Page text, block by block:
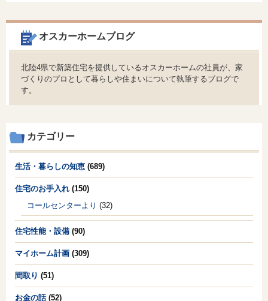
オスカーホームブログ
北陸4県で新築住宅を提供しているオスカーホームの社員が、家
づくりのプロとして暮らしや住まいについて執筆するブログで
す。
カテゴリー
生活・暮らしの知恵 (689)
住宅のお手入れ (150)
コールセンターより (32)
住宅性能・設備 (90)
マイホーム計画 (309)
間取り (51)
お金の話(52)